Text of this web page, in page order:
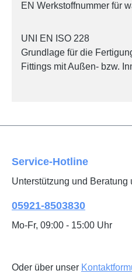
EN Werkstoffnummer für
UNI EN ISO 228
Grundlage für die
Fittings mit Außen- bzw.
Service-Hotline
Unterstützung und Beratung
05921-8503830
Mo-Fr, 09:00 - 15:00 Uhr
Oder über unser